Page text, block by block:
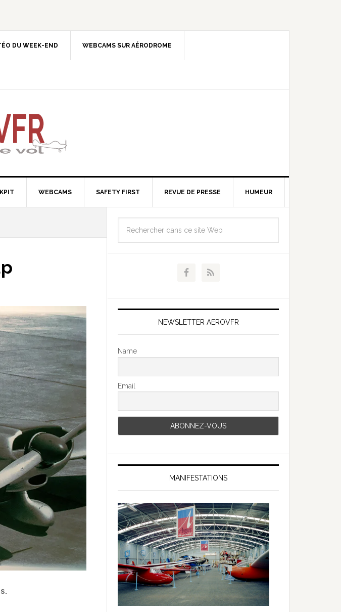
DU WEEK-END WEBCAMS SUR AÉRODROME
WEBCAMS SAFETY FIRST REVUE DE PRESSE HUMEUR
NEWSLETTER AEROVFR
Name
Email
MANIFESTATIONS